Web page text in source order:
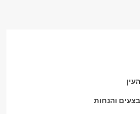
והנחות